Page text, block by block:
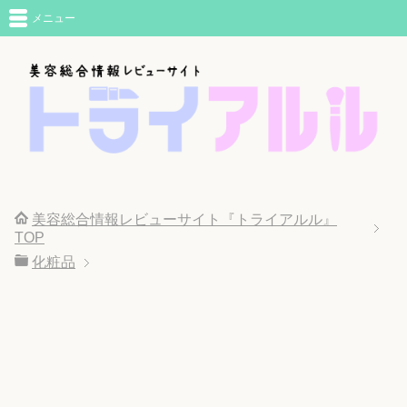
メニュー
美容総合情報レビューサイト『トライアルル』
TOP
化粧品